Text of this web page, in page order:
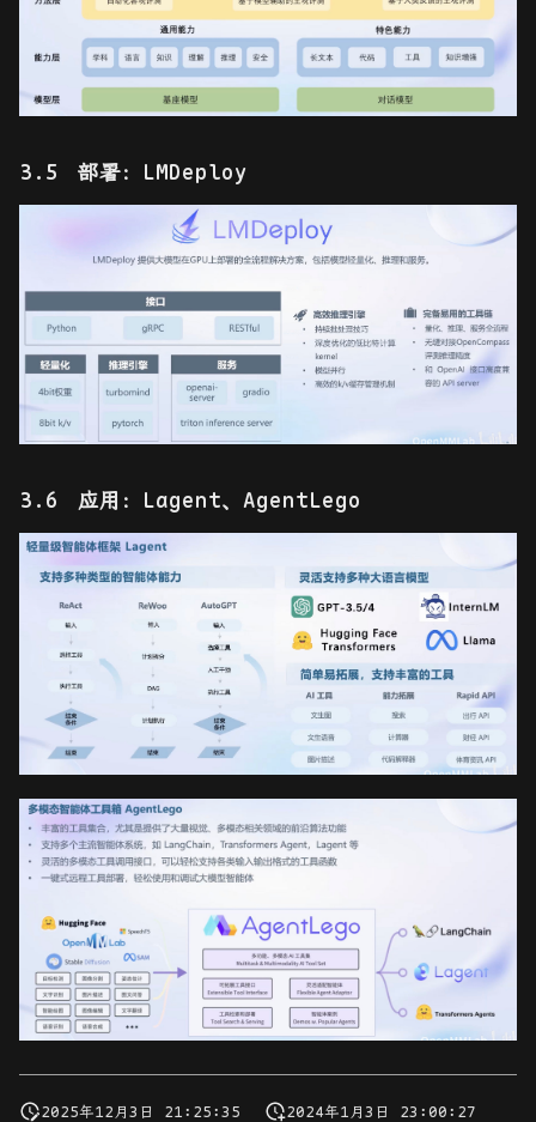
部署：LMDeploy
应用：Lagent、AgentLego
2025年12月3日 21:25:35 2024年1月3日 23:00:27